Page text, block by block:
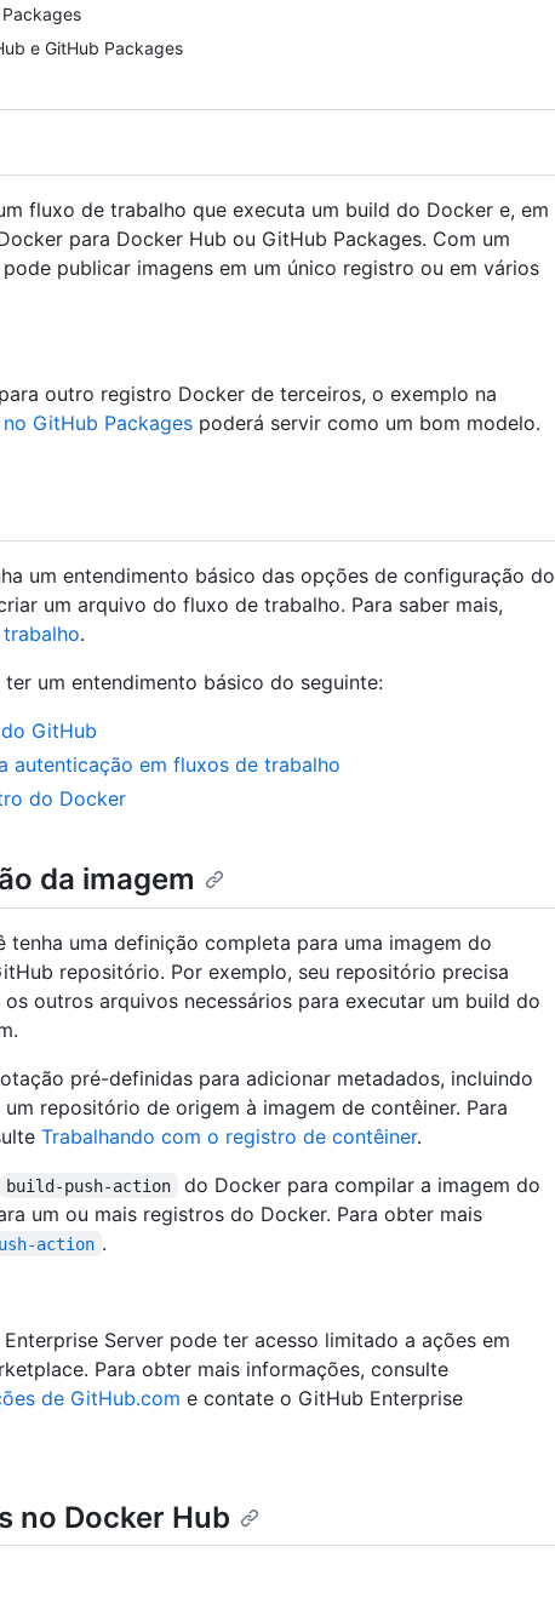
e GitHub Packages
fluxo de trabalho que executa um build do Docker e, em
para Docker Hub ou GitHub Packages. Com um
publicar imagens em um único registro ou em vários
outro registro Docker de terceiros, o exemplo na
GitHub Packages poderá servir como um bom modelo.
um entendimento básico das opções de configuração do
um arquivo do fluxo de trabalho. Para saber mais,
.
um entendimento básico do seguinte:
GitHub
autenticação em fluxos de trabalho
do Docker
da imagem
tenha uma definição completa para uma imagem do
repositório. Por exemplo, seu repositório precisa
outros arquivos necessários para executar um build do
pré-definidas para adicionar metadados, incluindo
repositório de origem à imagem de contêiner. Para
Trabalhando com o registro de contêiner.
build-push-action
do Docker para compilar a imagem do
um ou mais registros do Docker. Para obter mais
action .
Server pode ter acesso limitado a ações em
Para obter mais informações, consulte
de GitHub.com e contate o GitHub Enterprise
no Docker Hub